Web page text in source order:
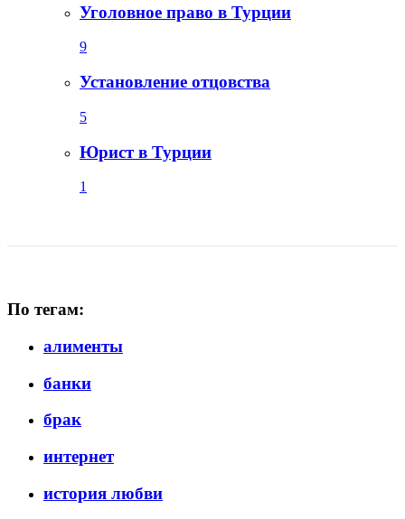
Уголовное право в Турции
9
Установление отцовства
5
Юрист в Турции
1
По тегам:
алименты
банки
брак
интернет
история любви